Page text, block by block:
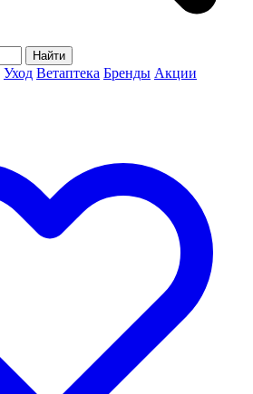
Найти
Уход Ветаптека Бренды Акции